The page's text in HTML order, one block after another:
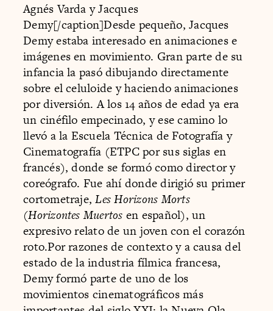
Agnés Varda y Jacques
Demy[/caption]Desde pequeño, Jacques
Demy estaba interesado en animaciones e
imágenes en movimiento. Gran parte de su
infancia la pasó dibujando directamente
sobre el celuloide y haciendo animaciones
por diversión. A los 14 años de edad ya era
un cinéfilo empecinado, y ese camino lo
llevó a la Escuela Técnica de Fotografía y
Cinematografía (ETPC por sus siglas en
francés), donde se formó como director y
coreógrafo. Fue ahí donde dirigió su primer
cortometraje,Les Horizons Morts
(Horizontes Muertos en español), un
expresivo relato de un joven con el corazón
roto.Por razones de contexto y a causa del
estado de la industria fílmica francesa,
Demy formó parte de uno de los
movimientos cinematográficos más